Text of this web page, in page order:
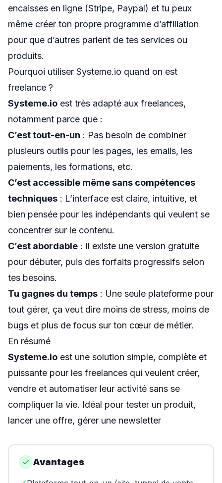
encaisses en ligne (Stripe, Paypal) et tu peux
même créer ton propre programme d’affiliation
pour que d’autres parlent de tes services ou
produits.
Pourquoi utiliser Systeme.io quand on est
freelance ?
Systeme.io est très adapté aux freelances,
notamment parce que :
C’est tout-en-un : Pas besoin de combiner
plusieurs outils pour les pages, les emails, les
paiements, les formations, etc.
C’est accessible même sans compétences
techniques : L’interface est claire, intuitive, et
bien pensée pour les indépendants qui veulent se
concentrer sur le contenu.
C’est abordable : Il existe une version gratuite
pour débuter, puis des forfaits progressifs selon
tes besoins.
Tu gagnes du temps : Une seule plateforme pour
tout gérer, ça veut dire moins de stress, moins de
bugs et plus de focus sur ton cœur de métier.
En résumé
Systeme.io est une solution simple, complète et
puissante pour les freelances qui veulent créer,
vendre et automatiser leur activité sans se
compliquer la vie. Idéal pour tester un produit,
lancer une offre, gérer une newsletter
Avantages